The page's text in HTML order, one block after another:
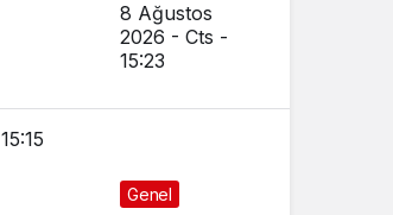
Görüştü
8 Ağustos
2026 - Cts -
15:23
15:15
Genel